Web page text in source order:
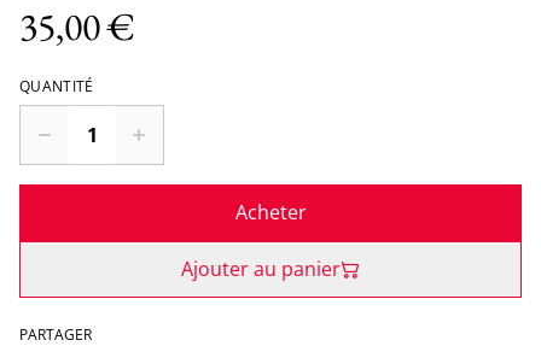
35,00 €
QUANTITÉ
Acheter
Ajouter au panier
PARTAGER